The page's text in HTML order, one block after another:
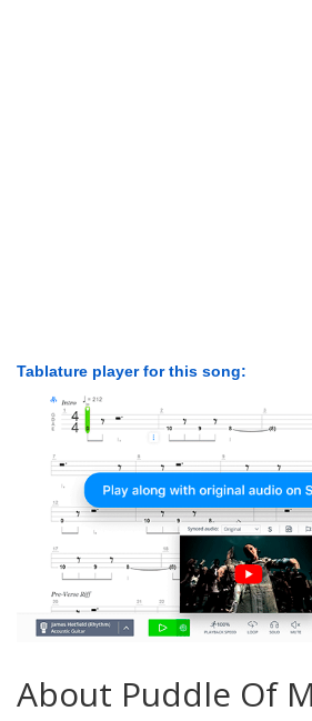
Tablature player for this song:
About Puddle Of